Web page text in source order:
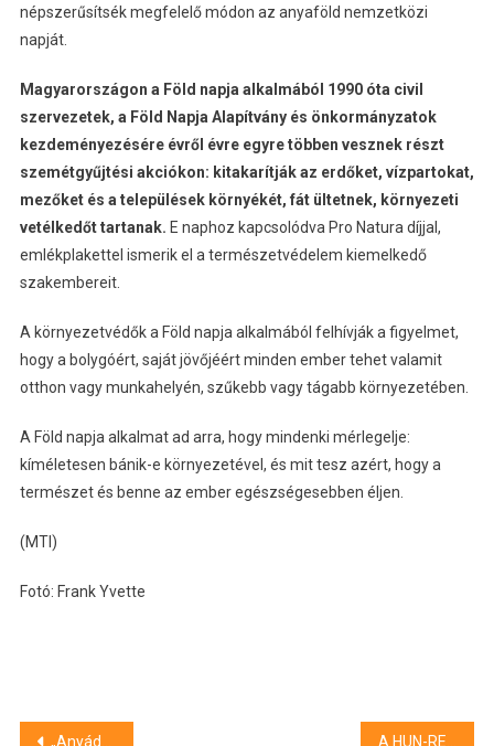
népszerűsítsék megfelelő módon az anyaföld nemzetközi
napját.
Magyarországon a Föld napja alkalmából 1990 óta civil
szervezetek, a Föld Napja Alapítvány és önkormányzatok
kezdeményezésére évről évre egyre többen vesznek részt
szemétgyűjtési akciókon: kitakarítják az erdőket, vízpartokat,
mezőket és a települések környékét, fát ültetnek, környezeti
vetélkedőt tartanak. E naphoz kapcsolódva Pro Natura díjjal,
emlékplakettel ismerik el a természetvédelem kiemelkedő
szakembereit.
A környezetvédők a Föld napja alkalmából felhívják a figyelmet,
hogy a bolygóért, saját jövőjéért minden ember tehet valamit
otthon vagy munkahelyén, szűkebb vagy tágabb környezetében.
A Föld napja alkalmat ad arra, hogy mindenki mérlegelje:
kíméletesen bánik-e környezetével, és mit tesz azért, hogy a
természet és benne az ember egészségesebben éljen.
(MTI)
Fotó: Frank Yvette
„Anyádban!” – Trágár szavakkal válaszolt, majd feljelentést tett a lélegeztetőgép-bizniszről kérdező férfi ellen Takács Péter